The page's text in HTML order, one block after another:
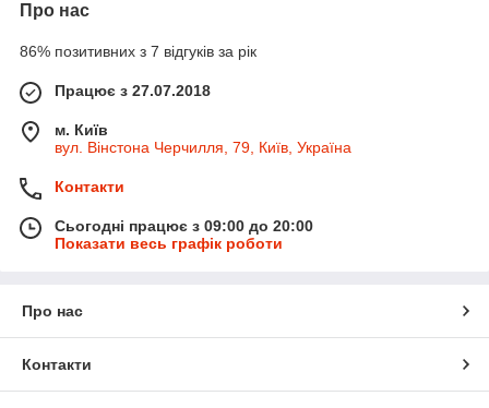
Про нас
86% позитивних з 7 відгуків за рік
Працює з 27.07.2018
м. Київ
вул. Вінстона Черчилля, 79, Київ, Україна
Контакти
Сьогодні працює з 09:00 до 20:00
Показати весь графік роботи
Про нас
Контакти